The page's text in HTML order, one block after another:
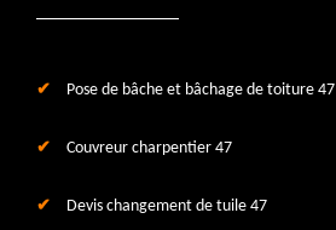
Pose de bâche et bâchage de toiture 47
Couvreur charpentier 47
Devis changement de tuile 47